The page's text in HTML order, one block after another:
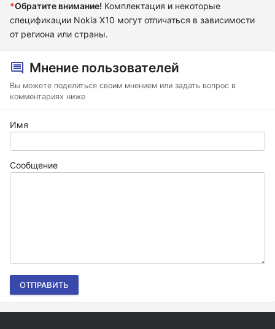
*Обратите внимание! Комплектация и некоторые
спецификации Nokia X10 могут отличаться в зависимости
от региона или страны.
Мнение пользователей
Вы можете поделиться своим мнением или задать вопрос в
комментариях ниже
Имя
Сообщение
ОТПРАВИТЬ